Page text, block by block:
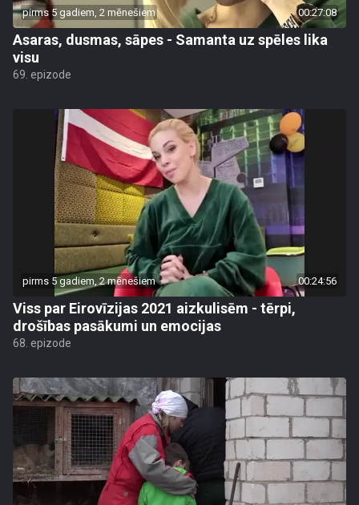
pirms 5 gadiem, 2 mēnešiem 00:27:08
Asaras, dusmas, sāpes - Samanta uz spēles lika
visu
69. epizode
pirms 5 gadiem, 2 mēnešiem 00:24:56
Viss par Eirovīzijas 2021 aizkulisēm - tērpi,
drošības pasākumi un emocijas
68. epizode